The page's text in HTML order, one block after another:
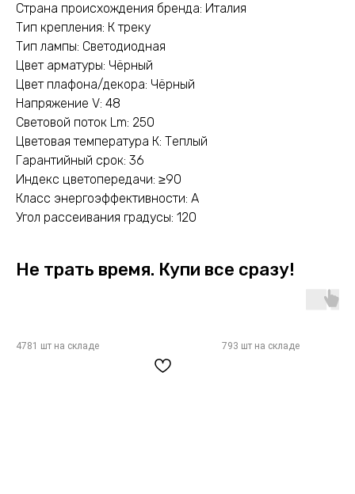
Страна происхождения бренда: Италия
Тип крепления: К треку
Тип лампы: Светодиодная
Цвет арматуры: Чёрный
Цвет плафона/декора: Чёрный
Напряжение V: 48
Световой поток Lm: 250
Цветовая температура К: Теплый
Гарантийный срок: 36
Индекс цветопередачи: ≥90
Класс энергоэффективности: A
Угол рассеивания градусы: 120
Не трать время. Купи все сразу!